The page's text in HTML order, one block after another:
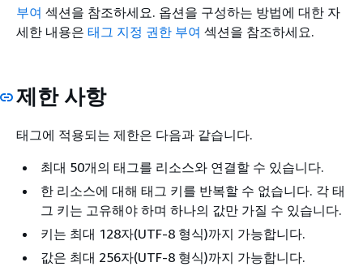
부여 섹션을 참조하세요. 옵션을 구성하는 방법에 대한 자
세한 내용은 태그 지정 권한 부여 섹션을 참조하세요.
제한 사항
태그에 적용되는 제한은 다음과 같습니다.
최대 50개의 태그를 리소스와 연결할 수 있습니다.
한 리소스에 대해 태그 키를 반복할 수 없습니다. 각 태
그 키는 고유해야 하며 하나의 값만 가질 수 있습니다.
키는 최대 128자(UTF-8 형식)까지 가능합니다.
값은 최대 256자(UTF-8 형식)까지 가능합니다.